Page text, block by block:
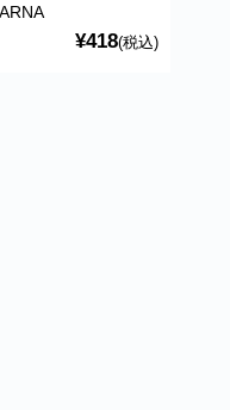
¥418(税込)